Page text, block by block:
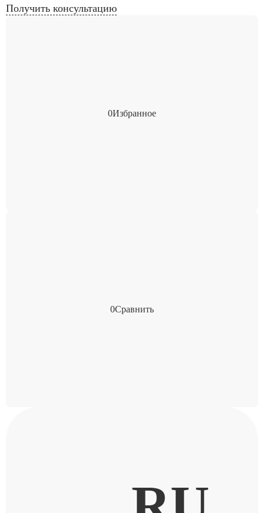
Получить консультацию
0Избранное
0Сравнить